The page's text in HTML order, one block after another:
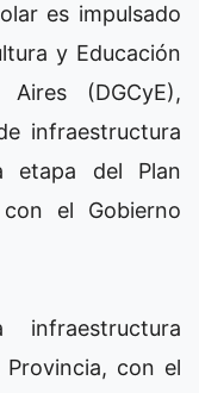
es impulsado
y Educación
(DGCyE),
infraestructura
etapa del Plan
el Gobierno
infraestructura
con el